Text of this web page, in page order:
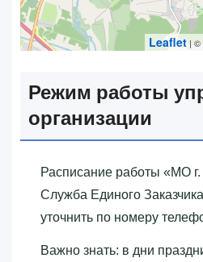
Leaflet | ©
Режим работы
организации
Расписание работы «‎МО г.
Служба Единого
уточнить по номеру
Важно знать: в дни